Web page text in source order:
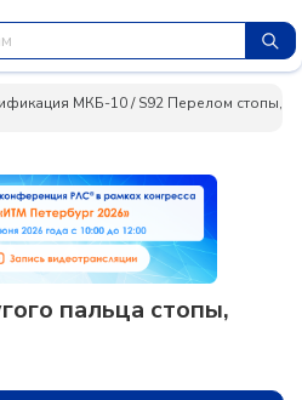
МКБ-10/S92 Перелом стопы,
пальца стопы,